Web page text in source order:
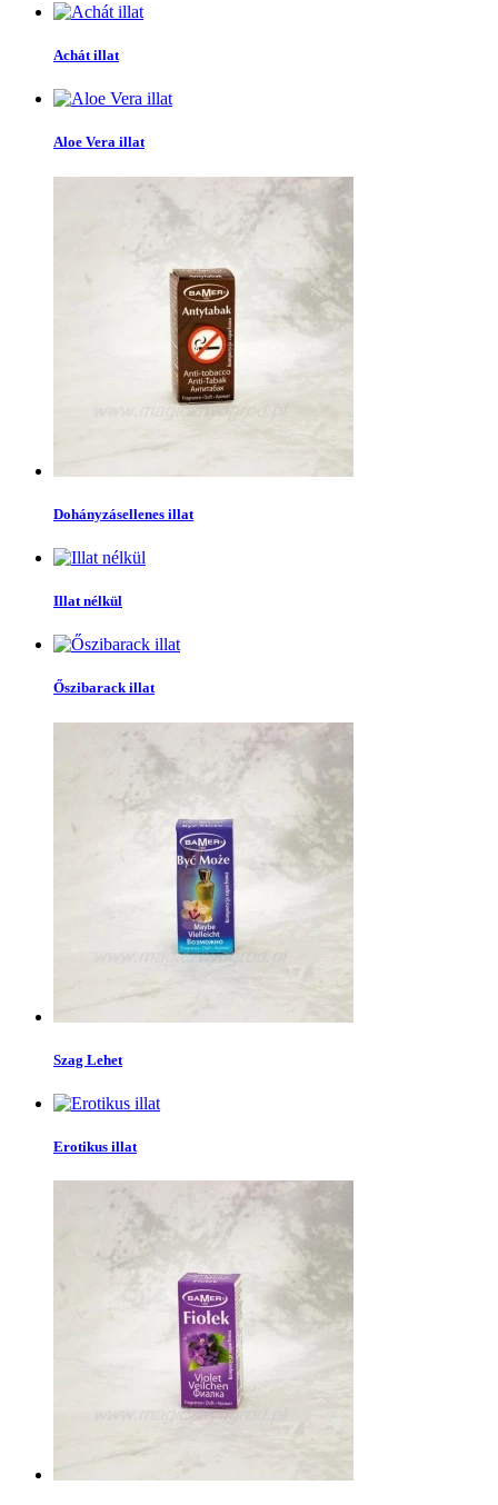
Achát illat
Aloe Vera illat
Dohányzásellenes illat
Illat nélkül
Őszibarack illat
Szag Lehet
Erotikus illat